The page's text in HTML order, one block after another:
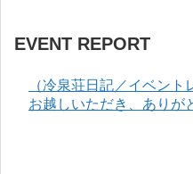
EVENT REPORT
（冷泉荘日記／イベン
お越しいただき、ありが